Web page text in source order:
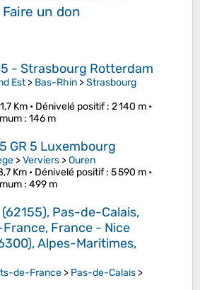
Faire un don
- Strasbourg Rotterdam
Est> Bas-Rhin >Strasbourg
Km • Dénivelé positif: 2 140 m •
: 146 m
GR 5 Luxembourg
>Verviers >Ouren
Km • Dénivelé positif: 5 590 m •
: 499 m
Pas-de-Calais,
France - Nice
Alpes-Maritimes,
de-France > Pas-de-Calais >